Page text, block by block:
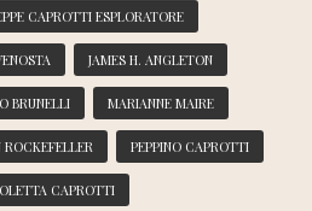
CAPROTTI ESPLORATORE
JAMES H. ANGLETON
BRUNELLI MARIANNE MAIRE
ROCKEFELLER PEPPINO CAPROTTI
CAPROTTI